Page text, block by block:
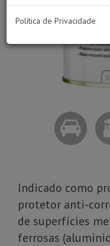
Indicado como
protetor anti-
de superfícies
ferrosas
Política de Privacidade